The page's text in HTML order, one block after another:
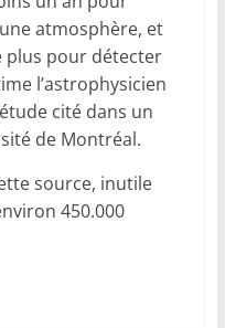
atmosphère, et
plus pour détecter
l’astrophysicien
cité dans un
de Montréal.
source, inutile
450.000